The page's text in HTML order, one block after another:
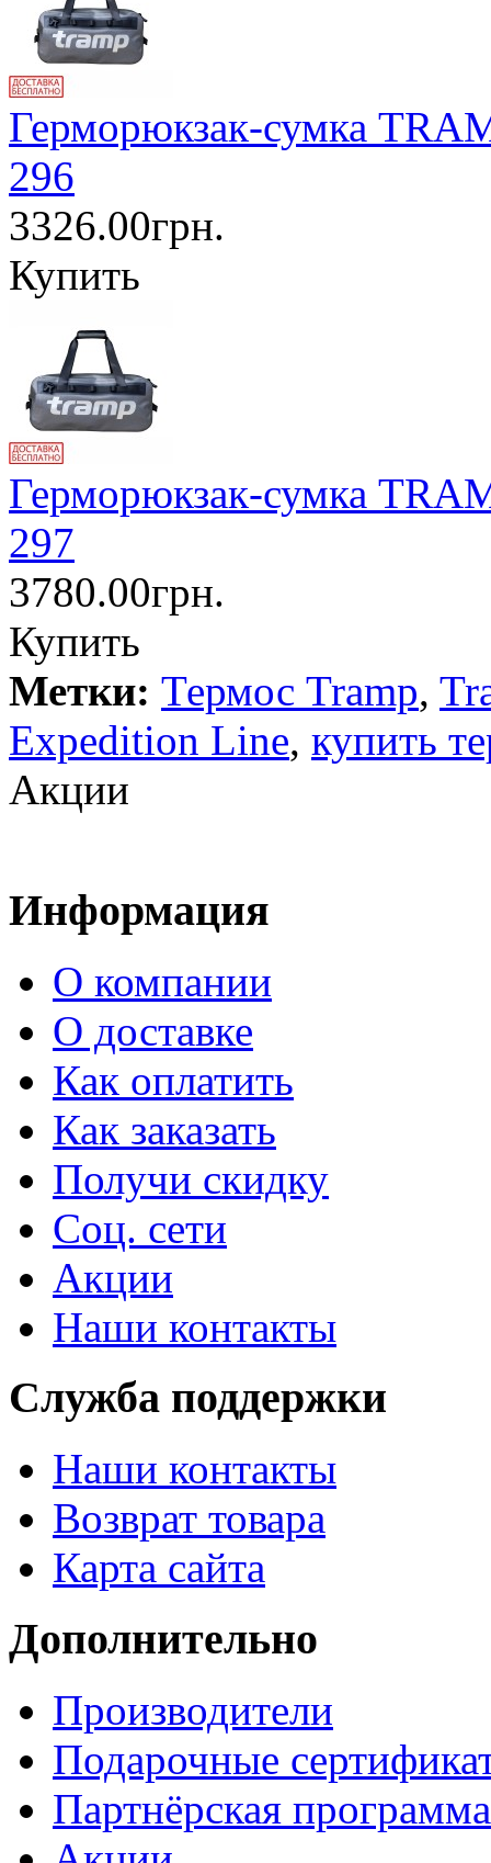
Герморюкзак-сумка
296
3326.00грн.
Купить
Герморюкзак-сумка
297
3780.00грн.
Купить
Метки: Термос Tramp,
Expedition Line, купить
Акции
Информация
О компании
О доставке
Как оплатить
Как заказать
Получи скидку
Соц. сети
Акции
Наши контакты
Служба поддержки
Наши контакты
Возврат товара
Карта сайта
Дополнительно
Производители
Подарочные
Партнёрская программа